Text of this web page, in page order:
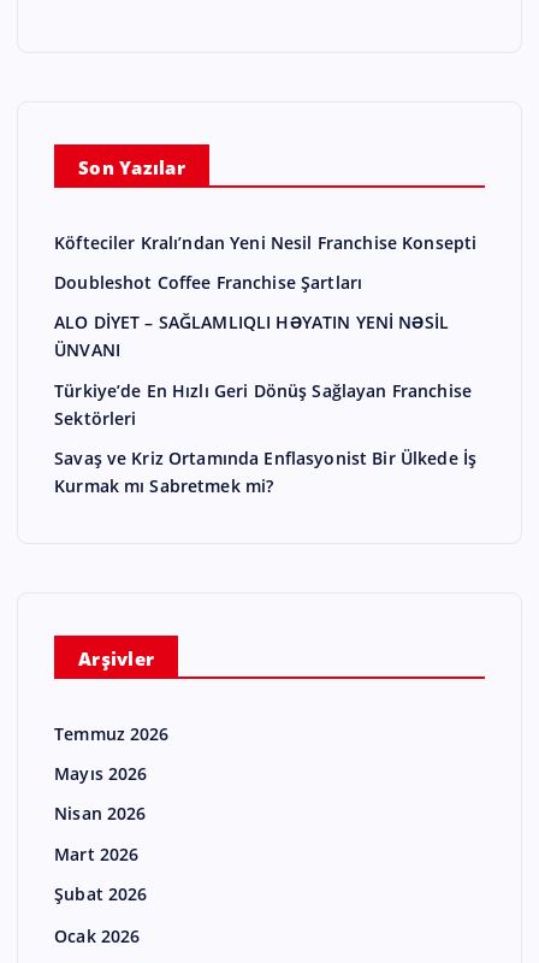
Son Yazılar
Köfteciler Kralı’ndan Yeni Nesil Franchise Konsepti
Doubleshot Coffee Franchise Şartları
ALO DİYET – SAĞLAMLIQLI HƏYATIN YENİ NƏSİL
ÜNVANI
Türkiye’de En Hızlı Geri Dönüş Sağlayan Franchise
Sektörleri
Savaş ve Kriz Ortamında Enflasyonist Bir Ülkede İş
Kurmak mı Sabretmek mi?
Arşivler
Temmuz 2026
Mayıs 2026
Nisan 2026
Mart 2026
Şubat 2026
Ocak 2026